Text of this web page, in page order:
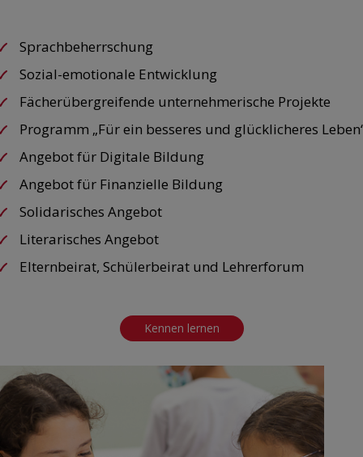
Sprachbeherrschung
Sozial-emotionale Entwicklung
Fächerübergreifende unternehmerische Projekte
Programm „Für ein besseres und glücklicheres
Angebot für Digitale Bildung
Angebot für Finanzielle Bildung
Solidarisches Angebot
Literarisches Angebot
Elternbeirat, Schülerbeirat und Lehrerforum
Kennen lernen